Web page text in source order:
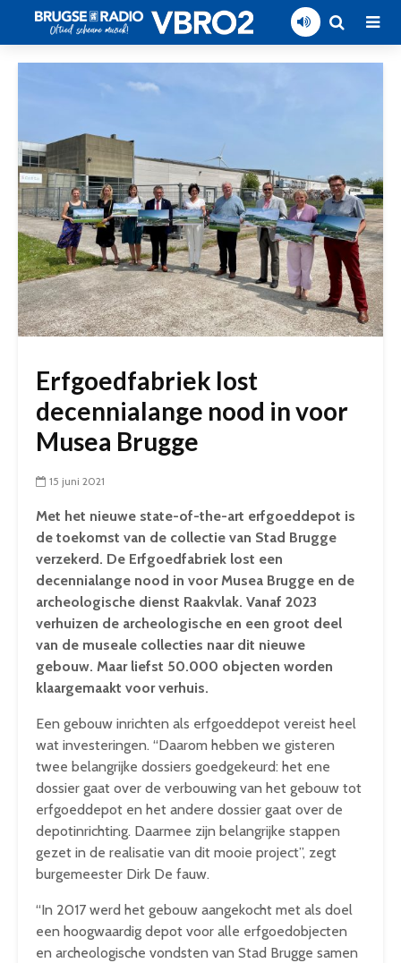
Erfgoedfabriek lost
decennialange nood in voor
Musea Brugge
15 juni 2021
Met het nieuwe state-of-the-art erfgoeddepot is
de toekomst van de collectie van Stad Brugge
verzekerd. De Erfgoedfabriek lost een
decennialange nood in voor Musea Brugge en de
archeologische dienst Raakvlak. Vanaf 2023
verhuizen de archeologische en een groot deel
van de museale collecties naar dit nieuwe
gebouw. Maar liefst 50.000 objecten worden
klaargemaakt voor verhuis.
Een gebouw inrichten als erfgoeddepot vereist heel
wat investeringen. “Daarom hebben we gisteren
twee belangrijke dossiers goedgekeurd: het ene
dossier gaat over de verbouwing van het gebouw tot
erfgoeddepot en het andere dossier gaat over de
depotinrichting. Daarmee zijn belangrijke stappen
gezet in de realisatie van dit mooie project”, zegt
burgemeester Dirk De fauw.
“In 2017 werd het gebouw aangekocht met als doel
een hoogwaardig depot voor alle erfgoedobjecten
en archeologische vondsten van Stad Brugge samen